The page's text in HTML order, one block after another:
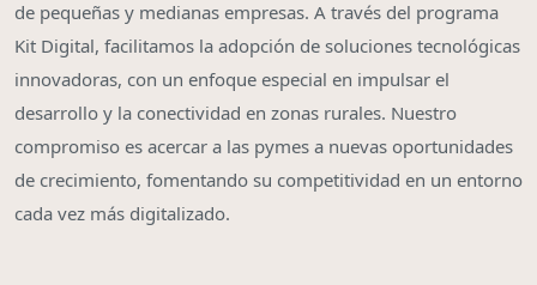
de pequeñas y medianas empresas. A través del programa
Kit Digital, facilitamos la adopción de soluciones tecnológicas
innovadoras, con un enfoque especial en impulsar el
desarrollo y la conectividad en zonas rurales. Nuestro
compromiso es acercar a las pymes a nuevas oportunidades
de crecimiento, fomentando su competitividad en un entorno
cada vez más digitalizado.